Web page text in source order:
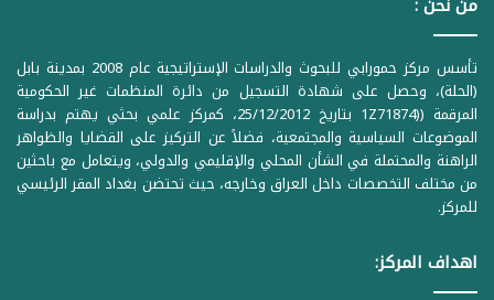
تأسس مركز حمورابي للبحوث والدراسات الإستراتيجية عام 2008 بمدينة بابل
(الحلة)، وحصل على شهادة التسجيل من دائرة المنظمات غير الحكومية
المرقمة ((1Z71874 بتاريخ 25/12/2012، كمركز علمي بحثي يهتم بدراسة
الموضوعات السياسية والمجتمعية، فضلاً عن التركيز على القضايا والظواهر
الراهنة والمحتملة في الشأن المحلي والإقليمي والدولي، ويتعامل مع باحثين
من مختلف التخصصات داخل العراق وخارجه، حيث تحتضن بغداد المقر الرئيسي
للمركز.
اهداف المركز: